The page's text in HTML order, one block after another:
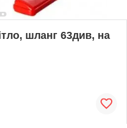
шланг 63див, на